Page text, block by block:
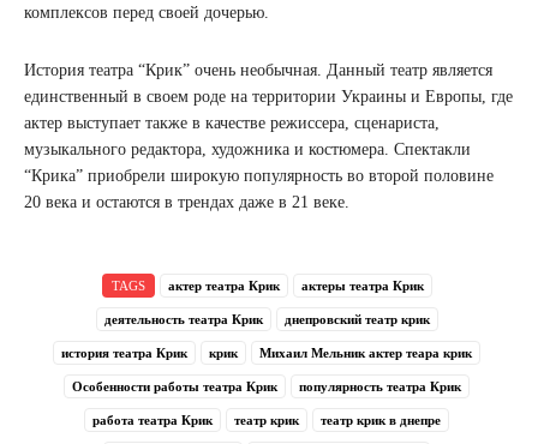
комплексов перед своей дочерью.
История театра “Крик” очень необычная. Данный театр является
единственный в своем роде на территории Украины и Европы, где
актер выступает также в качестве режиссера, сценариста,
музыкального редактора, художника и костюмера. Спектакли
“Крика” приобрели широкую популярность во второй половине
20 века и остаются в трендах даже в 21 веке.
TAGS актер театра Крик актеры театра Крик
деятельность театра Крик днепровский театр крик
история театра Крик крик Михаил Мельник актер теара крик
Особенности работы театра Крик популярность театра Крик
работа театра Крик театр крик театр крик в днепре